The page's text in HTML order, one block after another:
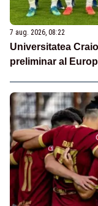
7 aug. 2026, 08:22
Universitatea
preliminar al